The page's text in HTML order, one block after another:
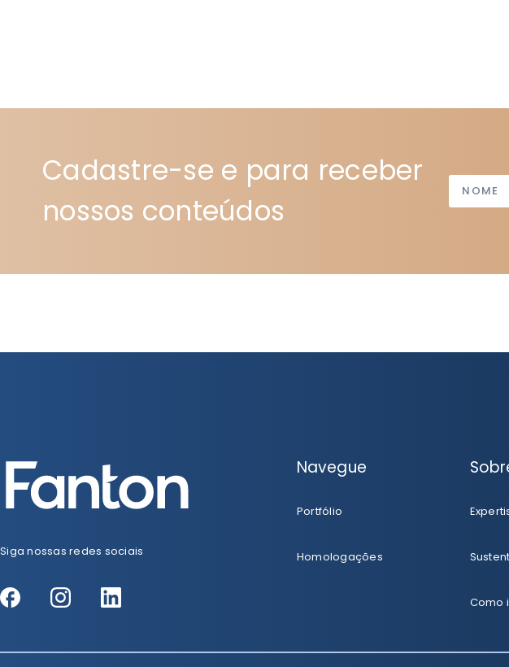
Cadastre-se e para receber
nossos conteúdos
Siga nossas redes sociais
Navegue
Portfólio
Homologações
Como